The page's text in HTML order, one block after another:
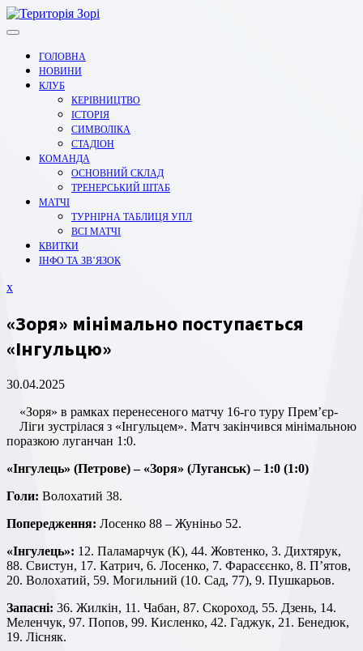
Перейти
до
ГОЛОВНА
НОВИНИ
КЛУБ
КЕРІВНИЦТВО
ІСТОРІЯ
СИМВОЛІКА
СТАДІОН
КОМАНДА
ОСНОВНИЙ СКЛАД
ТРЕНЕРСЬКИЙ ШТАБ
МАТЧІ
ТУРНІРНА ТАБЛИЦЯ УПЛ
ВСІ МАТЧІ
КВИТКИ
ІНФО ТА ЗВ’ЯЗОК
xЗакрити
«Зоря» мінімально поступається
«Інгульцю»
30.04.2025
«Зоря» в рамках перенесеного матчу 16-го туру Прем’єр-
Ліги зустрілася з «Інгульцем». Матч закінчився мінімальною
поразкою луганчан 1:0.
«Інгулець» (Петрове) – «Зоря» (Луганськ) – 1:0 (1:0)
Голи: Волохатий 38.
Попередження: Лосенко 88 – Жуніньо 52.
«Інгулець»: 12. Паламарчук (К), 44. Жовтенко, 3. Дихтярук,
88. Свистун, 17. Катрич, 6. Лосенко, 7. Фарасєєнко, 8. П’ятов,
20. Волохатий, 59. Могильний (10. Сад, 77), 9. Пушкарьов.
Запасні: 36. Жилкін, 11. Чабан, 87. Скороход, 55. Дзень, 14.
Меленчук, 97. Попов, 99. Кисленко, 42. Гаджук, 21. Бенедюк,
19. Лісняк.